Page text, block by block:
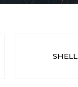
SHELL